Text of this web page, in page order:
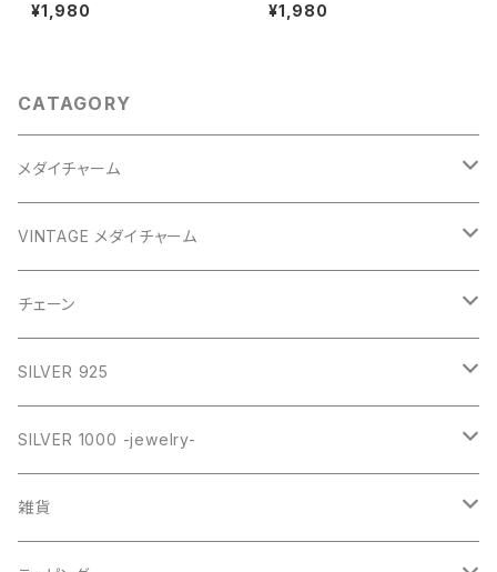
¥1,980 ¥1,980
CATAGORY
メダイチャーム
GOLD
GOLD
SILVER
SILVER
GOLD
SILVER
VINTAGE
STAINLESS
VINTAGE メダイチャーム
CROSS
HEART
RING
チェーン
ネックレス
ネックレス SILVER925
ネックレス GOLD
SILVER 925
RING collection
daily
star
BANGLE
SILVER 1000 -jewelry-
オリジナルチャーム
雑貨